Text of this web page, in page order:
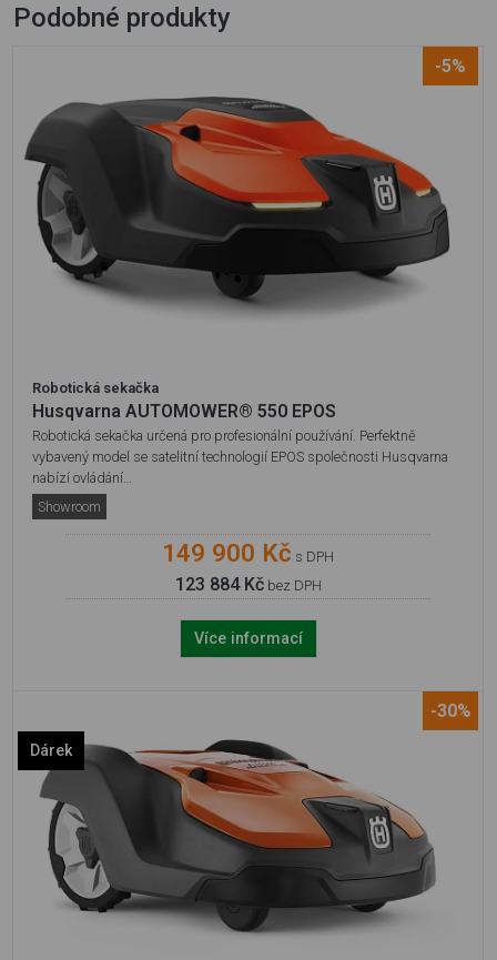
Podobné produkty
-5%
Robotická sekačka
Husqvarna AUTOMOWER® 550 EPOS
Robotická sekačka určená pro profesionální používání. Perfektně
vybavený model se satelitní technologií EPOS společnosti Husqvarna
nabízí ovládání…
Showroom
149 900 Kč s DPH
123 884 Kčbez DPH
Více informací
-30%
Dárek